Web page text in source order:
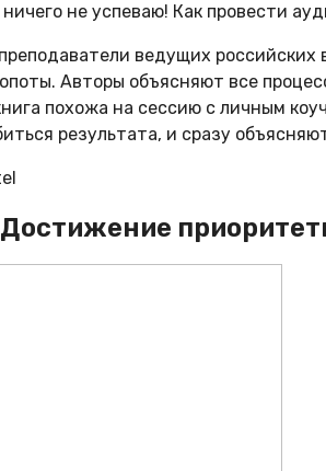
не успеваю! Как провести
ведущих российских
Авторы объясняют все
похожа на сессию с личным
результата, и сразу